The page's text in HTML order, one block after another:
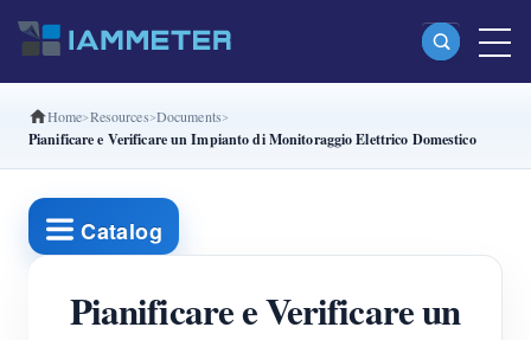
Prodotti
Misuratore di energia Wi-Fi split-phase (WEM2067)
Misuratore di energia Wi-Fi trifase (WEM3046T)
Home Resources Documents
Pianificare e Verificare un Impianto di Monitoraggio Elettrico Domestico
Catalog
Pianificare e Verificare un